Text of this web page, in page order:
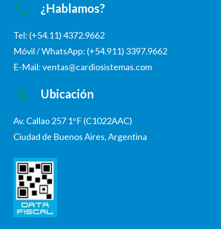
¿Hablamos?
Tel: (+54.11) 4372.9662
Móvil / WhatsApp: (+54.911) 3397.9662
E-Mail: ventas@cardiosistemas.com
Ubicación
Av. Callao 257 1°F (C1022AAC)
Ciudad de Buenos Aires, Argentina